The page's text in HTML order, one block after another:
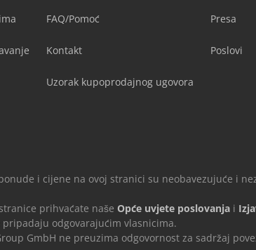
FAQ/Pomoć
Kontakt
Uzorak kupoprodajnog ugovora
Presa
Poslovi
i cijene na ovoj stranici su neobavezujuće i
prihvaćate naše Opće uvjete poslovanja i
pripadaju odgovarajućim vlasnicima.
GmbH ne preuzima odgovornost za sadržaj